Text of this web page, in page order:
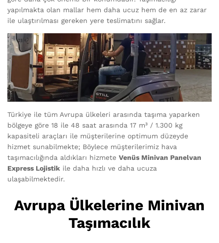
yapılmakta olan mallar hem daha ucuz hem de en az zarar
ile ulaştırılması gereken yere teslimatını sağlar.
Türkiye ile tüm Avrupa ülkeleri arasında taşıma yaparken
bölgeye göre 18 ile 48 saat arasında 17 m³ / 1.300 kg
kapasiteli araçları ile müşterilerine optimum düzeyde
hizmet sunabilmekte; Böylece müşterilerimiz hava
taşımacılığında aldıkları hizmete Venüs Minivan Panelvan
Express Lojistik ile daha hızlı ve daha ucuza
ulaşabilmektedir.
Avrupa Ülkelerine Minivan
Taşımacılık